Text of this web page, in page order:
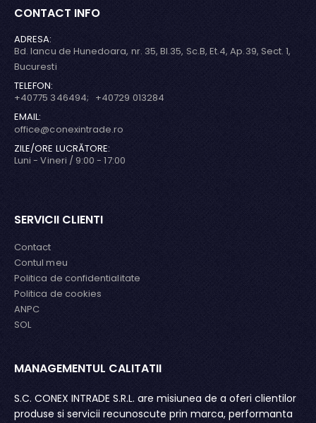
CONTACT INFO
ADRESA:
Bd. Iancu de Hunedoara, nr. 35, Bl.35, Sc.B, Et.4, Ap.39, Sect. 1,
Bucuresti
TELEFON:
+40775 346494; +40729 013284
EMAIL:
office@conexintrade.ro
ZILE/ORE LUCRĂTORE:
Luni - Vineri / 9:00 - 17:00
SERVICII CLIENTI
Contact
Contul meu
Politica de confidentialitate
Politica de cookies
ANPC
SOL
MANAGEMENTUL CALITATII
S.C. CONEX INTRADE S.R.L. are misiunea de a oferi clientilor
produse si servicii recunoscute prin marca, performanta